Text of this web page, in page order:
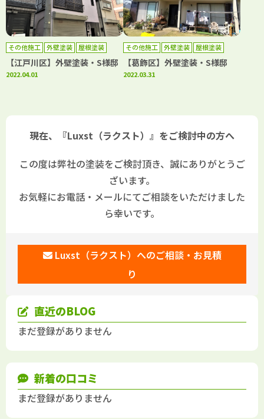
その他施工 外壁塗装
屋根塗装
防水工事
【江戸川区】外壁塗装・S様邸
2022.04.01
その他施工 外壁塗装
屋根塗装
防水工事
【葛飾区】外壁塗装・S様邸
2022.03.31
現在、『Luxst（ラクスト）』をご検討中の方へ
この度は弊社の塗装をご検討頂き、誠にありがとうご
ざいます。
お気軽にお電話・メールにてご相談をいただけました
ら幸いです。
Luxst（ラクスト）へのご相談・お見積
り
直近のBLOG
まだ登録がありません
新着の口コミ
まだ登録がありません